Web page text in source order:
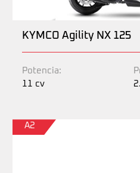
KYMCO Agility NX 125
Potencia:
11 cv
A2